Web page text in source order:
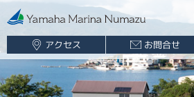
アクセス お問合せ
マリーナ案内